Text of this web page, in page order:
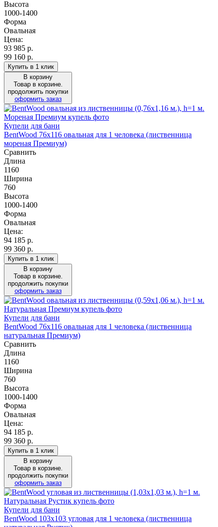
Высота
1000-1400
Форма
Овальная
Цена:
93 985 р.
99 160 р.
Купить в 1 клик
В корзину
Товар в корзине.
продолжить покупки
оформить заказ
Купели для бани
BentWood 76х116 овальная для 1 человека (лиственница
мореная Премиум)
Сравнить
Длина
1160
Ширина
760
Высота
1000-1400
Форма
Овальная
Цена:
94 185 р.
99 360 р.
Купить в 1 клик
В корзину
Товар в корзине.
продолжить покупки
оформить заказ
Купели для бани
BentWood 76х116 овальная для 1 человека (лиственница
натуральная Премиум)
Сравнить
Длина
1160
Ширина
760
Высота
1000-1400
Форма
Овальная
Цена:
94 185 р.
99 360 р.
Купить в 1 клик
В корзину
Товар в корзине.
продолжить покупки
оформить заказ
Купели для бани
BentWood 103х103 угловая для 1 человека (лиственница